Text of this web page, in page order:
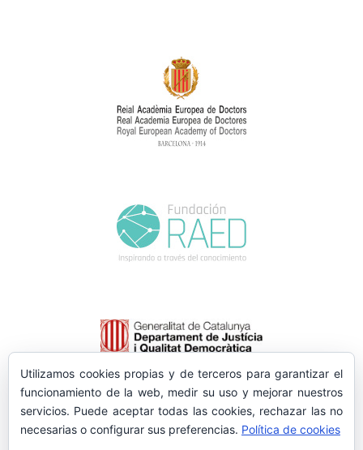
Utilizamos cookies propias y de terceros para garantizar el
funcionamiento de la web, medir su uso y mejorar nuestros
servicios. Puede aceptar todas las cookies, rechazar las no
necesarias o configurar sus preferencias. Política de cookies